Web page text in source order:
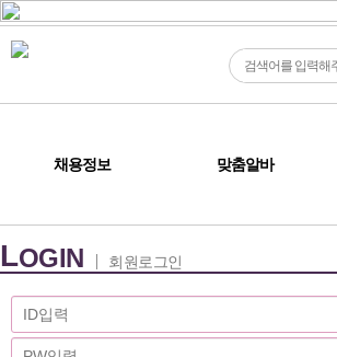
채용정보 맞춤알바
LOGIN 회원로그인